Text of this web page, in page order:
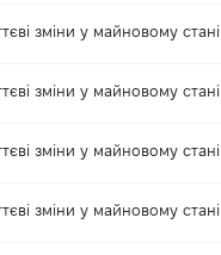
зміни y майновому стані
зміни y майновому стані
зміни y майновому стані
зміни y майновому стані